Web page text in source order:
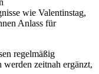
wie Valentinstag,
Anlass für
regelmäßig
zeitnah ergänzt,